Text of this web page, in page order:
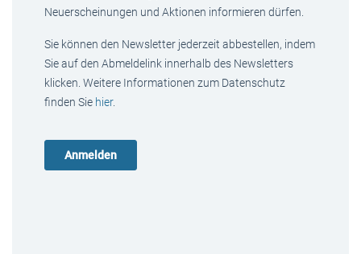
Neuerscheinungen und Aktionen informieren dürfen.
Sie können den Newsletter jederzeit abbestellen, indem
Sie auf den Abmeldelink innerhalb des Newsletters
klicken. Weitere Informationen zum Datenschutz
finden Sie hier.